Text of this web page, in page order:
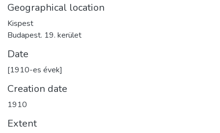
Geographical location
Kispest
Budapest. 19. kerület
Date
[1910-es évek]
Creation date
1910
Extent